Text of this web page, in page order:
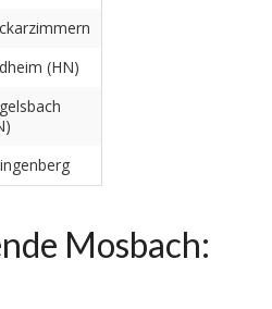
(HN)
Mosbach: